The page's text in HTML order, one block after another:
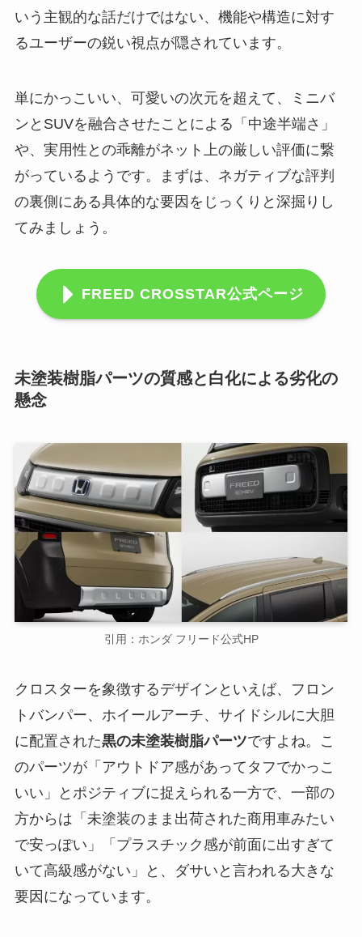
いう主観的な話だけではない、機能や構造に対す
るユーザーの鋭い視点が隠されています。
単にかっこいい、可愛いの次元を超えて、ミニバ
ンとSUVを融合させたことによる「中途半端さ」
や、実用性との乖離がネット上の厳しい評価に繋
がっているようです。まずは、ネガティブな評判
の裏側にある具体的な要因をじっくりと深掘りし
てみましょう。
FREED CROSSTAR公式ページ
未塗装樹脂パーツの質感と白化による劣化の
懸念
引用：ホンダ フリード公式HP
クロスターを象徴するデザインといえば、フロン
トバンパー、ホイールアーチ、サイドシルに大胆
に配置された黒の未塗装樹脂パーツですよね。こ
のパーツが「アウトドア感があってタフでかっこ
いい」とポジティブに捉えられる一方で、一部の
方からは「未塗装のまま出荷された商用車みたい
で安っぽい」「プラスチック感が前面に出すぎて
いて高級感がない」と、ダサいと言われる大きな
要因になっています。